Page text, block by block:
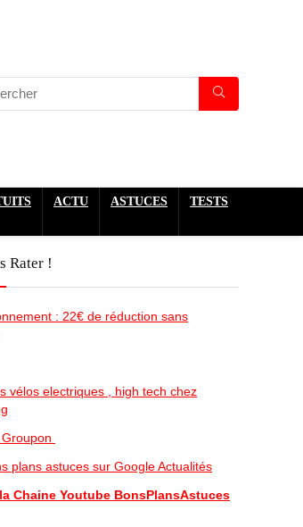
ACTU ASTUCES TESTS
Rater !
: 22€ de réduction sans
vélos electriques , high tech chez
plans astuces sur Google Actualités
Chaine Youtube BonsPlansAstuces